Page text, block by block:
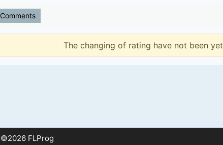
Comments
The changing of rating have not been yet
©2026 FLProg